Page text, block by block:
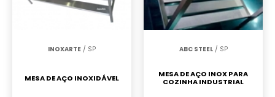
INOXARTE / SP
MESA DE AÇO INOXIDÁVEL
ABC STEEL/ SP
MESA DE AÇO INOX PARA
COZINHA INDUSTRIAL